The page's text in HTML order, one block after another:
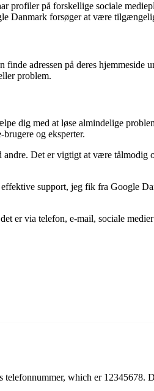
profiler på forskellige sociale
Danmark forsøger at være
adressen på deres hjemmeside
problem.
dig med at løse almindelige
og eksperter.
Det er vigtigt at være
support, jeg fik fra Google
er via telefon, e-mail, sociale
which er 12345678.